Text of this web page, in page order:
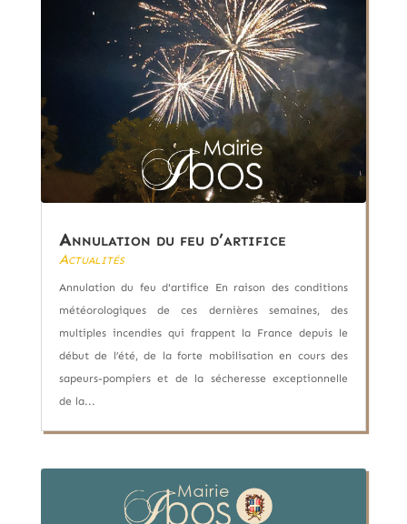
Annulation du feu d’artifice
Actualités
Annulation du feu d'artifice En raison des conditions
météorologiques de ces dernières semaines, des
multiples incendies qui frappent la France depuis le
début de l’été, de la forte mobilisation en cours des
sapeurs-pompiers et de la sécheresse exceptionnelle
de la...